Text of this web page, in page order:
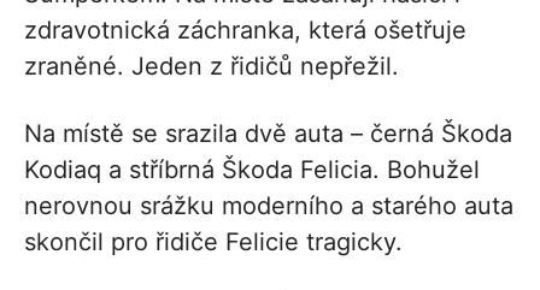
zdravotnická záchranka, která ošetřuje
zraněné. Jeden z řidičů nepřežil.
Na místě se srazila dvě auta – černá Škoda
Kodiaq a stříbrná Škoda Felicia. Bohužel
nerovnou srážku moderního a starého auta
skončil pro řidiče Felicie tragicky.